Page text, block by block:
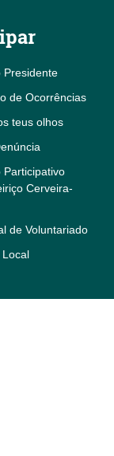
Presidente
de Ocorrências
teus olhos
Participativo
Cerveira-
de Voluntariado